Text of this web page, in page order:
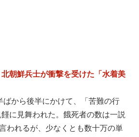
北朝鮮兵士が衝撃を受けた「水着美
ばから後半にかけて、「苦難の行
に見舞われた。餓死者の数は一説
われるが、少なくとも数十万の単